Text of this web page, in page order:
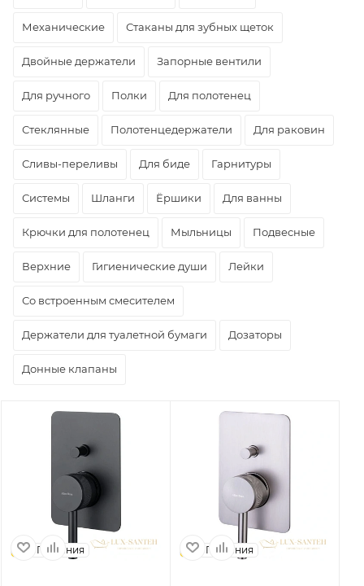
Механические Стаканы для зубных щеток
Двойные держатели Запорные вентили
Для ручного Полки Для полотенец
Стеклянные Полотенцедержатели Для раковин
Сливы-переливы Для биде Гарнитуры
Системы Шланги Ёршики Для ванны
Крючки для полотенец Мыльницы Подвесные
Верхние Гигиенические души Лейки
Со встроенным смесителем
Держатели для туалетной бумаги Дозаторы
Донные клапаны
Германия Германия